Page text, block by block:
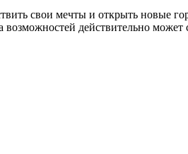
свои мечты и открыть новые
действительно может